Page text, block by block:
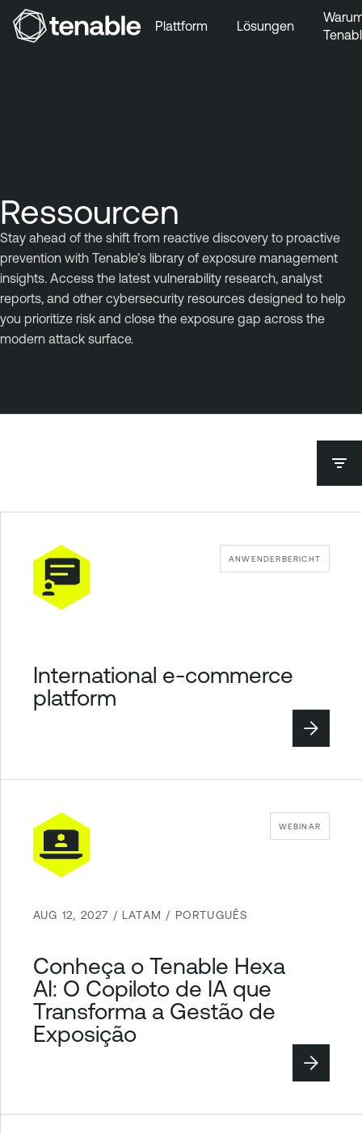
Plattform Lösungen
Ressourcen
Stay ahead of the shift from reactive discovery to proactive
prevention with Tenable’s library of exposure management
insights. Access the latest vulnerability research, analyst
reports, and other cybersecurity resources designed to help
you prioritize risk and close the exposure gap across the
modern attack surface.
ANWENDERBERICHT
International e-commerce
platform
WEBINAR
AUG 12, 2027 / LATAM / PORTUGUÊS
Conheça o Tenable Hexa
AI: O Copiloto de IA que
Transforma a Gestão de
Exposição